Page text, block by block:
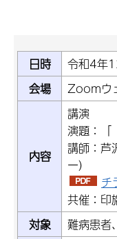
日時
令和4年
会場
Zoomウ
内容
講演
演題：「
講師：芦
ー）
チ
共催：印
対象
難病患者